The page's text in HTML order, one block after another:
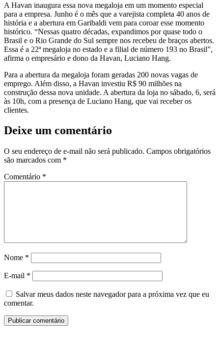
A Havan inaugura essa nova megaloja em um momento especial
para a empresa. Junho é o mês que a varejista completa 40 anos de
história e a abertura em Garibaldi vem para coroar esse momento
histórico. “Nessas quatro décadas, expandimos por quase todo o
Brasil e o Rio Grande do Sul sempre nos recebeu de braços abertos.
Essa é a 22ª megaloja no estado e a filial de número 193 no Brasil”,
afirma o empresário e dono da Havan, Luciano Hang.
Para a abertura da megaloja foram geradas 200 novas vagas de
emprego. Além disso, a Havan investiu R$ 90 milhões na
construção dessa nova unidade. A abertura da loja no sábado, 6, será
às 10h, com a presença de Luciano Hang, que vai receber os
clientes.
Deixe um comentário
O seu endereço de e-mail não será publicado. Campos obrigatórios
são marcados com *
Comentário *
Nome *
E-mail *
Salvar meus dados neste navegador para a próxima vez que eu
comentar.